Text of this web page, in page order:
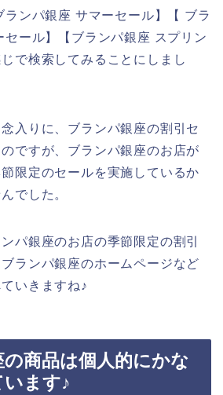
ランパ銀座 サマーセール】【 ブラ
セール】【ブランパ銀座 スプリン
で検索してみることにしまし
入りに、ブランパ銀座の割引セ
ですが、ブランパ銀座のお店が
限定のセールを実施しているか
でした。
パ銀座のお店の季節限定の割引
ランパ銀座のホームページなど
いきますね♪
商品は個人的にかな
います♪